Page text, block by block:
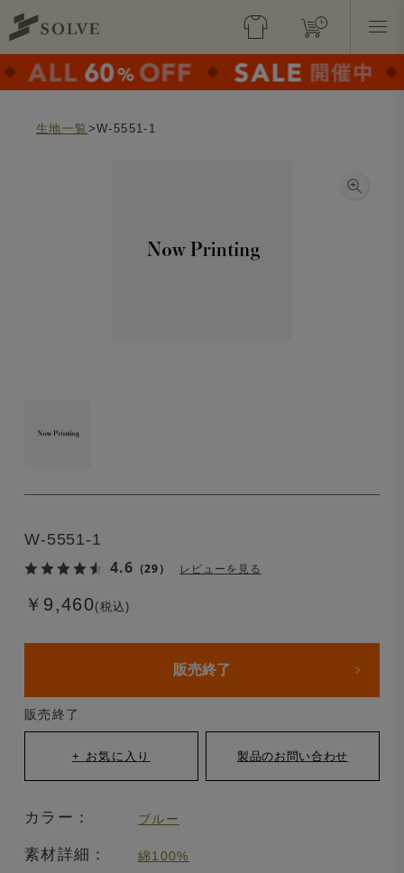
生地一覧 >W-5551-1
W-5551-1
4.6 （29） レビューを見る
￥9,460(税込)
販売終了
販売終了
カラー： ブルー
素材詳細： 綿100%